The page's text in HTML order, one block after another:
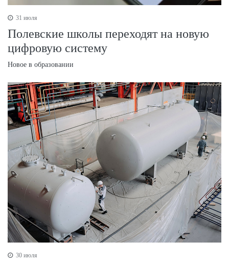
31 июля
Полевские школы переходят на новую
цифровую систему
Новое в образовании
30 июля